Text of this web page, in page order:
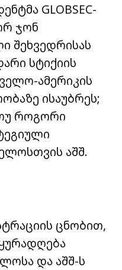
GLOBSEC-
ჯონ
შეხვედრისას
სტიქიის
ამერიკის
ისაუბრეს;
როგორი
აშშ.
ცნობით,
და აშშ-ს